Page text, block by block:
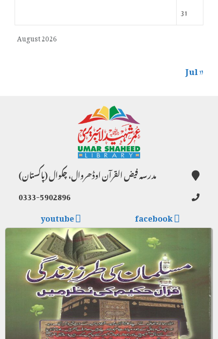
August 2026
31
« Jul
مدرسہ فیض القرآن اوڈھروال، چکوال (پاکستان)
0333-5902896
facebook
youtube